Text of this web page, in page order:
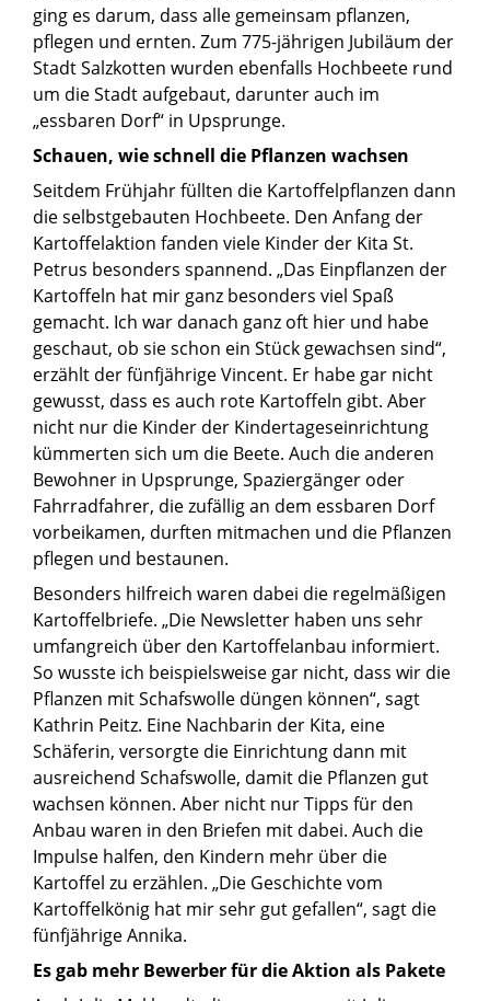
ging es darum, dass alle gemeinsam pflanzen,
pflegen und ernten. Zum 775-jährigen Jubiläum der
Stadt Salzkotten wurden ebenfalls Hochbeete rund
um die Stadt aufgebaut, darunter auch im
„essbaren Dorf“ in Upsprunge.
Schauen, wie schnell die Pflanzen wachsen
Seitdem Frühjahr füllten die Kartoffelpflanzen dann
die selbstgebauten Hochbeete. Den Anfang der
Kartoffelaktion fanden viele Kinder der Kita St.
Petrus besonders spannend. „Das Einpflanzen der
Kartoffeln hat mir ganz besonders viel Spaß
gemacht. Ich war danach ganz oft hier und habe
geschaut, ob sie schon ein Stück gewachsen sind“,
erzählt der fünfjährige Vincent. Er habe gar nicht
gewusst, dass es auch rote Kartoffeln gibt. Aber
nicht nur die Kinder der Kindertageseinrichtung
kümmerten sich um die Beete. Auch die anderen
Bewohner in Upsprunge, Spaziergänger oder
Fahrradfahrer, die zufällig an dem essbaren Dorf
vorbeikamen, durften mitmachen und die Pflanzen
pflegen und bestaunen.
Besonders hilfreich waren dabei die regelmäßigen
Kartoffelbriefe. „Die Newsletter haben uns sehr
umfangreich über den Kartoffelanbau informiert.
So wusste ich beispielsweise gar nicht, dass wir die
Pflanzen mit Schafswolle düngen können“, sagt
Kathrin Peitz. Eine Nachbarin der Kita, eine
Schäferin, versorgte die Einrichtung dann mit
ausreichend Schafswolle, damit die Pflanzen gut
wachsen können. Aber nicht nur Tipps für den
Anbau waren in den Briefen mit dabei. Auch die
Impulse halfen, den Kindern mehr über die
Kartoffel zu erzählen. „Die Geschichte vom
Kartoffelkönig hat mir sehr gut gefallen“, sagt die
fünfjährige Annika.
Es gab mehr Bewerber für die Aktion als Pakete